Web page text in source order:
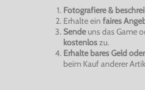
Fotografiere &
Erhalte ein faires
Sendeuns das Game
kostenloszu.
Erhalte bares Geld
beim Kauf anderer